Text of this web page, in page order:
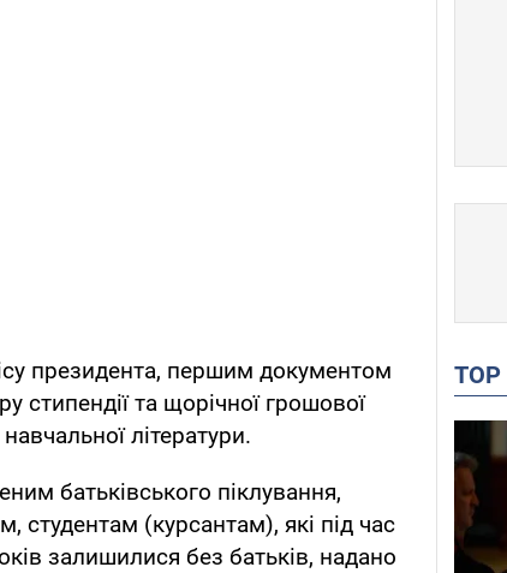
президента, першим документом
стипендії та щорічної грошової
літератури.
батьківського піклування,
студентам (курсантам), які під час
залишилися без батьків, надано